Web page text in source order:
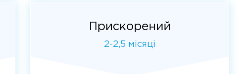
Прискорений
2-2,5 місяці